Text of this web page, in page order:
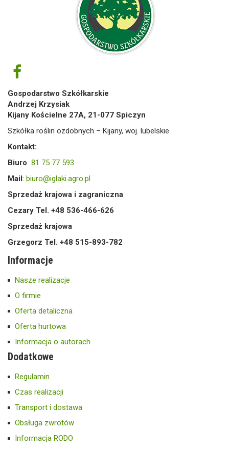
Gospodarstwo Szkółkarskie
Andrzej Krzysiak
Kijany Kościelne 27A, 21-077 Spiczyn
Szkółka roślin ozdobnych – Kijany, woj. lubelskie
Kontakt:
Biuro 81 75 77 593
Mail : biuro@iglaki.agro.pl
Sprzedaż krajowa i zagraniczna
Cezary Tel. +48 536-466-626
Sprzedaż krajowa
Grzegorz Tel. +48 515-893-782
Informacje
Nasze realizacje
O firmie
Oferta detaliczna
Oferta hurtowa
Informacja o autorach
Dodatkowe
Regulamin
Czas realizacji
Transport i dostawa
Obsługa zwrotów
Informacja RODO